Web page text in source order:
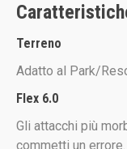
Terreno
Adatto al Park/
Flex 6.0
Gli attacchi più
commetti un